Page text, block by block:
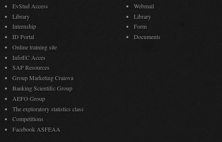
EvStud Access
Library
Internship
ID Portal
Online training site
InfoEC Acces
SAP Resources
Group Marketing Craiova
Banking Scientific Group
AEFO Group
The exploratory statistics class
Competitions
Facebook ASFEAA
Webmail
Library
Form
Documents